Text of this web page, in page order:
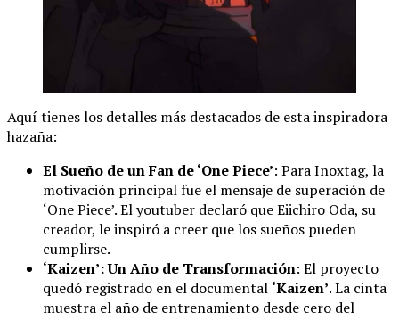
Aquí tienes los detalles más destacados de esta inspiradora
hazaña:
El Sueño de un Fan de ‘One Piece’: Para Inoxtag, la
motivación principal fue el mensaje de superación de
‘One Piece’. El youtuber declaró que Eiichiro Oda, su
creador, le inspiró a creer que los sueños pueden
cumplirse.
‘Kaizen’: Un Año de Transformación: El proyecto
quedó registrado en el documental ‘Kaizen’. La cinta
muestra el año de entrenamiento desde cero del